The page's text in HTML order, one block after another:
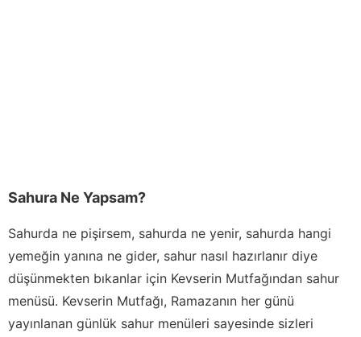
Sahura Ne Yapsam?
Sahurda ne pişirsem, sahurda ne yenir, sahurda hangi
yemeğin yanına ne gider, sahur nasıl hazırlanır diye
düşünmekten bıkanlar için Kevserin Mutfağından sahur
menüsü. Kevserin Mutfağı, Ramazanın her günü
yayınlanan günlük sahur menüleri sayesinde sizleri